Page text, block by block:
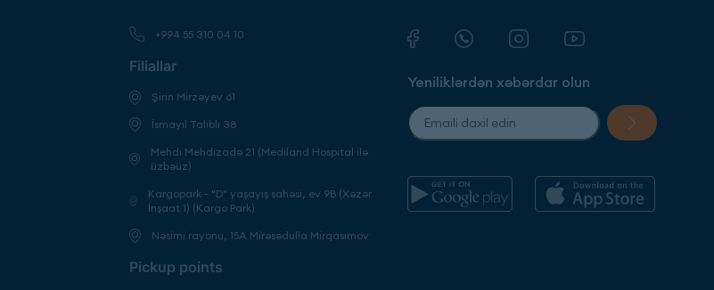
+994 55 310 04 10
Filiallar
Şirin Mirzəyev 61
İsmayıl Talıblı 38
Mehdi Mehdizadə 21 (Mediland Hospital ilə
üzbəüz)
Kargopark - "D" yaşayış sahəsi, ev 9B (Xəzər
İnşaat 1) (Kargo Park)
Nəsimi rayonu, 15A Mirəsədulla Mirqasımov
Pickup points
Yeniliklərdən xəbərdar olun